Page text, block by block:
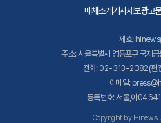
매체소개기사제보광고
제호:
주소: 서울특별시 영등포구 국제
전화: 02-313-2382(
이메일:
등록번호: 서울,아
Copyright by Hinews.